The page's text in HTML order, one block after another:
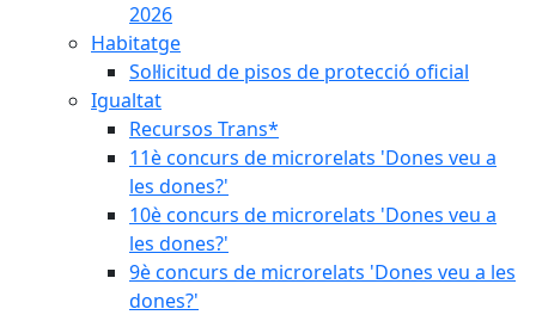
2026
Habitatge
Sol·licitud de pisos de protecció oficial
Igualtat
Recursos Trans*
11è concurs de microrelats 'Dones veu a
les dones?'
10è concurs de microrelats 'Dones veu a
les dones?'
9è concurs de microrelats 'Dones veu a les
dones?'